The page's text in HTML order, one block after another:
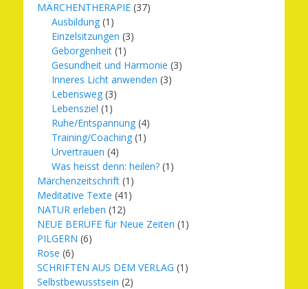
MÄRCHENTHERAPIE (37)
Ausbildung (1)
Einzelsitzungen (3)
Geborgenheit (1)
Gesundheit und Harmonie (3)
Inneres Licht anwenden (3)
Lebensweg (3)
Lebensziel (1)
Ruhe/Entspannung (4)
Training/Coaching (1)
Urvertrauen (4)
Was heisst denn: heilen? (1)
Märchenzeitschrift (1)
Meditative Texte (41)
NATUR erleben (12)
NEUE BERUFE für Neue Zeiten (1)
PILGERN (6)
Rose (6)
SCHRIFTEN AUS DEM VERLAG (1)
Selbstbewusstsein (2)